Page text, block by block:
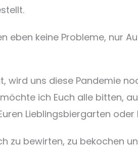
eben keine Probleme, nur
wird uns diese Pandemie
ich Euch alle bitten,
Lieblingsbiergarten
zu bewirten, zu bekochen